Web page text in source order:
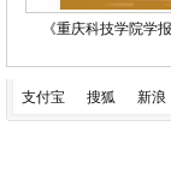
《重庆科技学院学报
支付宝 搜狐 新浪